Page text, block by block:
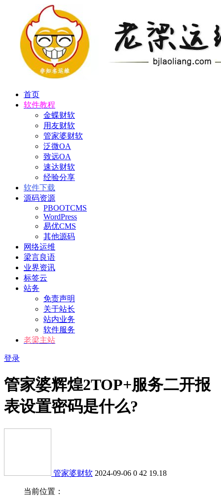
首页
软件教程
金蝶财软
用友财软
管家婆财软
泛微OA
致远OA
速达财软
经验分享
软件下载
源码资源
PBOOTCMS
WordPress
易优CMS
其他源码
网络运维
梁言良语
业界资讯
标签云
站务
免责声明
关于站长
站内业务
软件服务
老梁主站
登录
管家婆辉煌2TOP+服务二开报
表设置密码是什么?
管家婆财软 2024-09-06 0 42 19.18
当前位置：